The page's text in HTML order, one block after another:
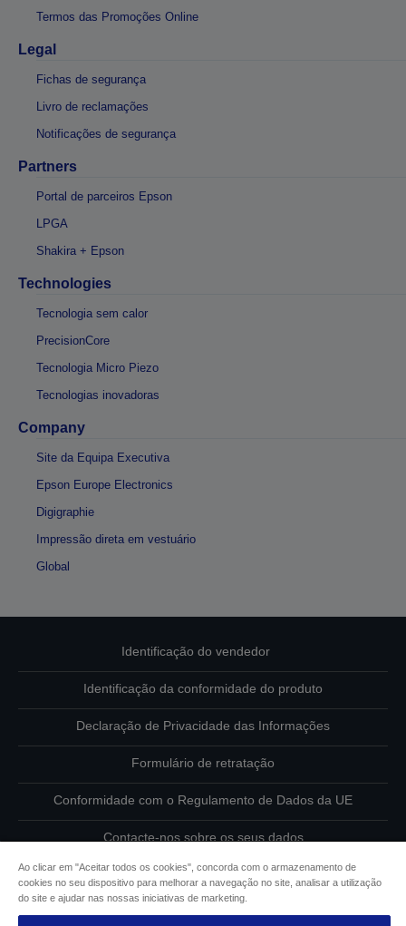
Termos das Promoções Online
Legal
Fichas de segurança
Livro de reclamações
Notificações de segurança
Partners
Portal de parceiros Epson
LPGA
Shakira + Epson
Technologies
Tecnologia sem calor
PrecisionCore
Tecnologia Micro Piezo
Tecnologias inovadoras
Company
Site da Equipa Executiva
Epson Europe Electronics
Digigraphie
Impressão direta em vestuário
Global
Identificação do vendedor
Identificação da conformidade do produto
Declaração de Privacidade das Informações
Formulário de retratação
Conformidade com o Regulamento de Dados da UE
Contacte-nos sobre os seus dados
Informações sobre cookies
Ao clicar em "Aceitar todos os cookies", concorda com o armazenamento de
cookies no seu dispositivo para melhorar a navegação no site, analisar a utilização
do site e ajudar nas nossas iniciativas de marketing.